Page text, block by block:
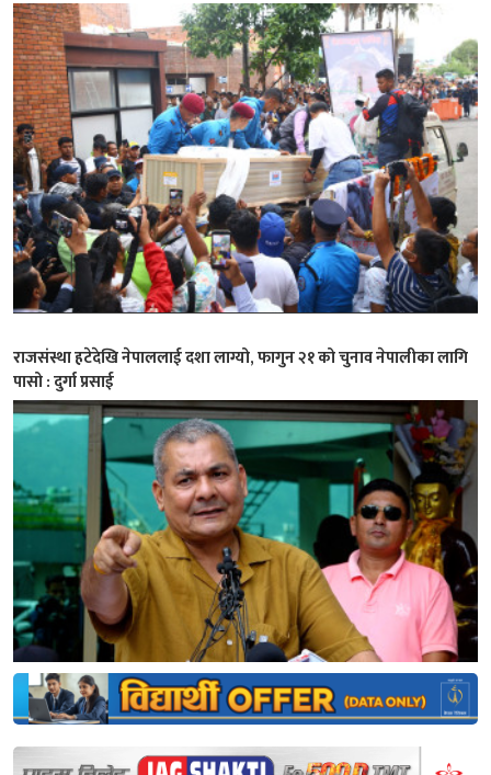
राजसंस्था हटेदेखि नेपाललाई दशा लाग्यो, फागुन २१ को चुनाव नेपालीका लागि
पासो : दुर्गा प्रसाई